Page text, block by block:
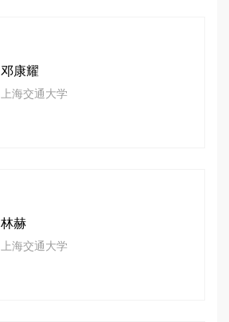
邓康耀
上海交通大学
林赫
上海交通大学